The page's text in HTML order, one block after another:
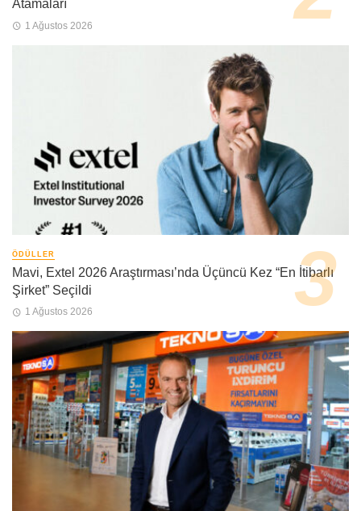
Atamaları
1 Ağustos 2026
ÖDÜLLER
Mavi, Extel 2026 Araştırması’nda Üçüncü Kez “En İtibarlı
Şirket” Seçildi
1 Ağustos 2026